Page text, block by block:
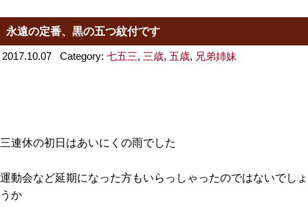
永遠の定番、黒の五つ紋付です
2017.10.07 Category: 七五三, 三歳, 五歳, 兄弟姉妹
三連休の初日はあいにくの雨でした
運動会など延期になった方もいらっしゃったのではないでしょ
うか